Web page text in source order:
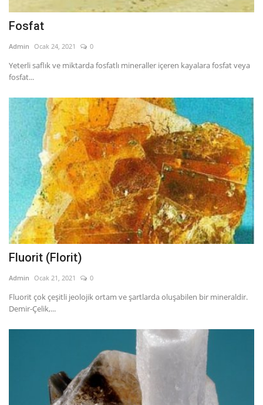
Fosfat
Admin Ocak 24, 2021 0
Yeterli saflık ve miktarda fosfatlı mineraller içeren kayalara fosfat veya
fosfat...
Fluorit (Florit)
Admin Ocak 21, 2021 0
Fluorit çok çeşitli jeolojik ortam ve şartlarda oluşabilen bir mineraldir.
Demir-Çelik,...